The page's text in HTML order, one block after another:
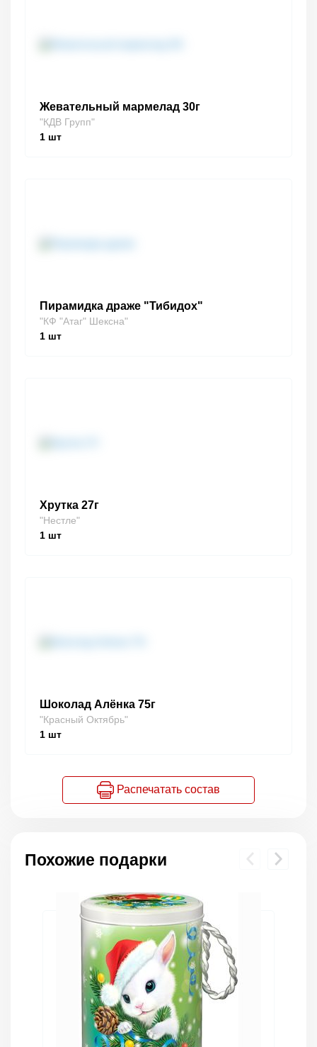
Жевательный мармелад 30г
"КДВ Групп"
1 шт
Пирамидка драже "Тибидох"
"КФ "Атаг" Шексна"
1 шт
Хрутка 27г
"Нестле"
1 шт
Шоколад Алёнка 75г
"Красный Октябрь"
1 шт
Распечатать состав
Похожие подарки